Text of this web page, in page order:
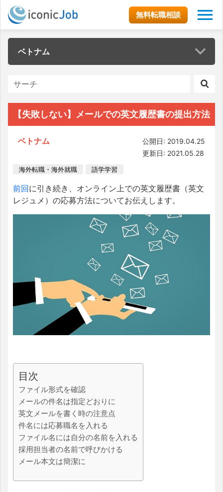
無料転職相談
ベトナム
【失敗しない】メールでの英文履歴書の提出方法
ベトナム
公開日: 2019.04.25
更新日: 2021.05.28
海外転職・海外就職 語学学習
前回に引き続き、オンライン上での英文履歴書（英文
レジュメ）の応募方法についてお伝えします。
目次
ファイル形式を確認
メールの件名は指定どおりに
英文メールを書く時の注意点
件名には応募職名を入れる
ファイル名には自分の名前を入れる
採用担当者の名前で呼びかける
メール本文は簡潔に